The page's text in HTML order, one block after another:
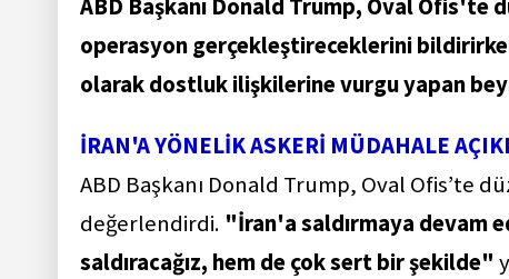
ABD Başkanı Donald Trump, Oval
operasyon gerçekleştireceklerini
olarak dostluk ilişkilerine vurgu yapan
İRAN'A YÖNELİK ASKERİ MÜDAHALE
ABD Başkanı Donald Trump, Oval Ofis’te
değerlendirdi. "İran'a saldırmaya devam
saldıracağız, hem de çok sert bir şekilde"